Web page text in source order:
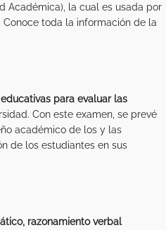
Académica), la cual es usada por
toda la información de la
para evaluar las
Con este examen, se prevé
académico de los y las
de los estudiantes en sus
razonamiento verbal